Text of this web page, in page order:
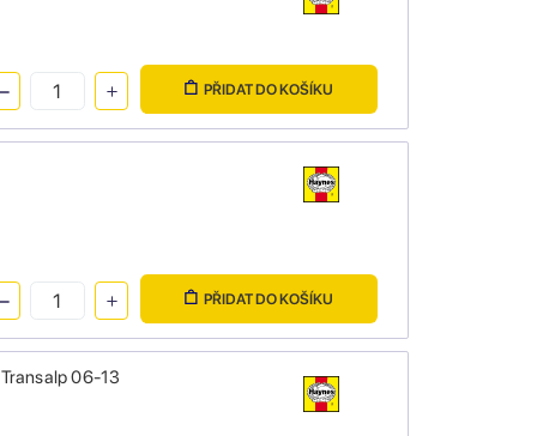
PŘIDAT DO KOŠÍKU
PŘIDAT DO KOŠÍKU
06-13